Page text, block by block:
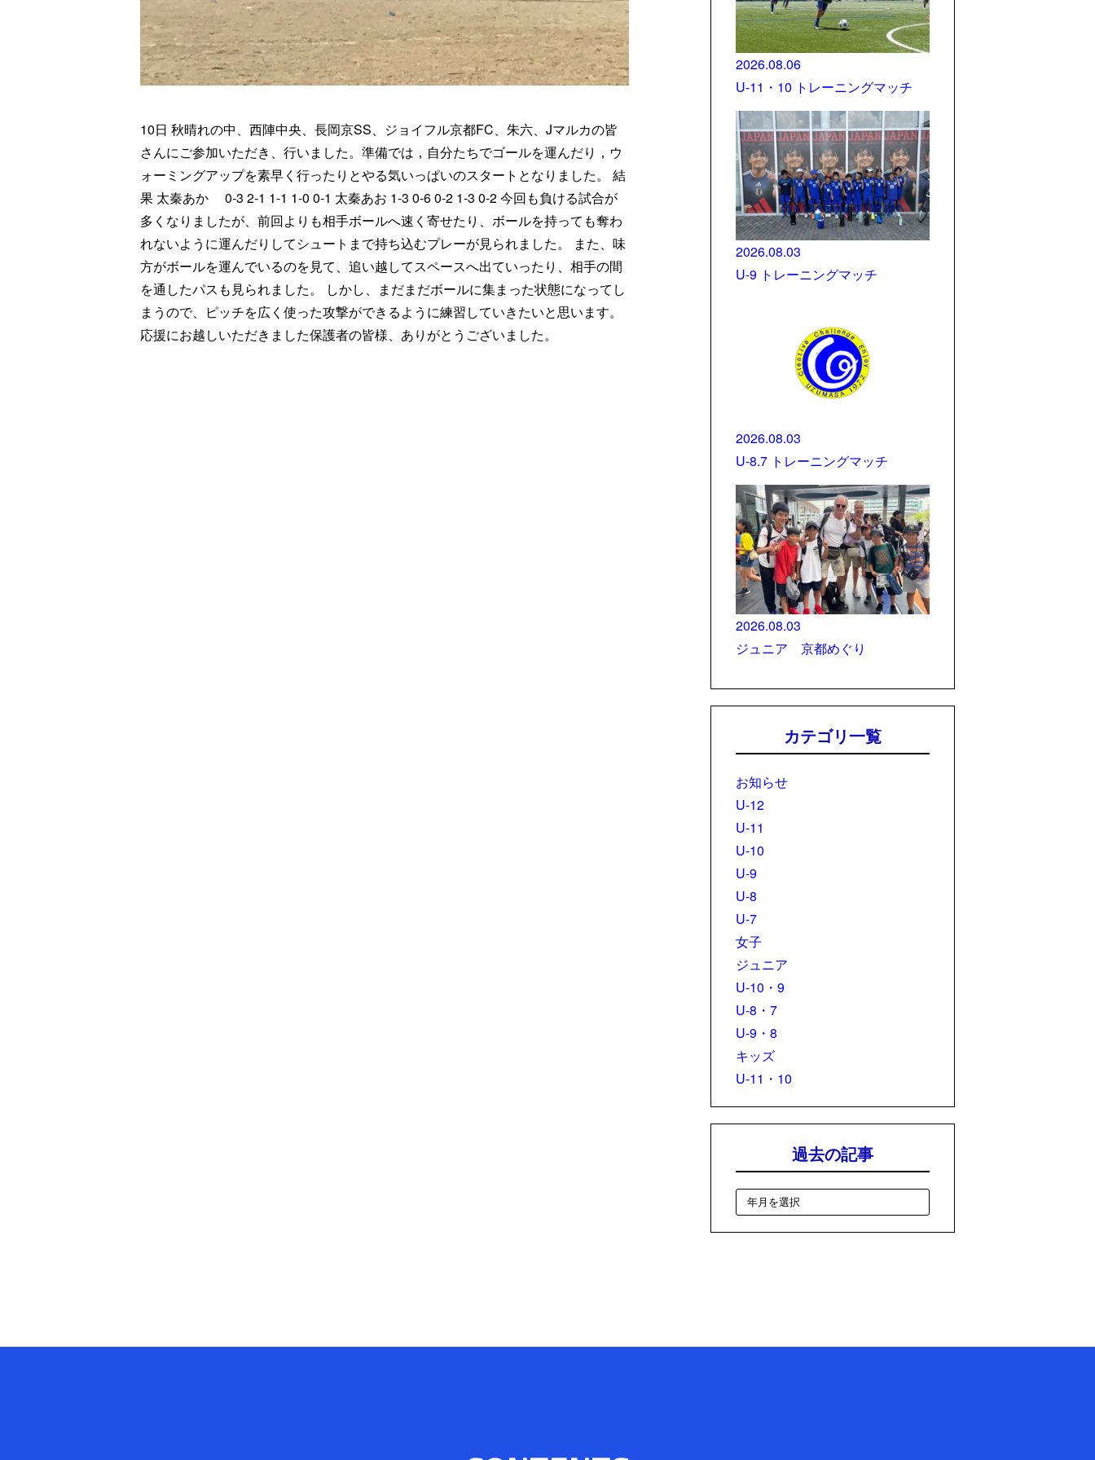
10日 秋晴れの中、西陣中央、長岡京SS、ジョイフル京都FC、朱六、Jマルカの皆
さんにご参加いただき、行いました。準備では，自分たちでゴールを運んだり，ウ
ォーミングアップを素早く行ったりとやる気いっぱいのスタートとなりました。 結
果 太秦あか 0-3 2-1 1-1 1-0 0-1 太秦あお 1-3 0-6 0-2 1-3 0-2 今回も負ける試合が
多くなりましたが、前回よりも相手ボールへ速く寄せたり、ボールを持っても奪わ
れないように運んだりしてシュートまで持ち込むプレーが見られました。 また、味
方がボールを運んでいるのを見て、追い越してスペースへ出ていったり、相手の間
を通したパスも見られました。 しかし、まだまだボールに集まった状態になってし
まうので、ピッチを広く使った攻撃ができるように練習していきたいと思います。
応援にお越しいただきました保護者の皆様、ありがとうございました。
2026.08.06
U-11・10 トレーニングマッチ
2026.08.03
U-9 トレーニングマッチ
2026.08.03
U-8.7 トレーニングマッチ
2026.08.03
ジュニア 京都めぐり
カテゴリ一覧
お知らせ
U-12
U-11
U-10
U-9
U-8
U-7
女子
ジュニア
U-10・9
U-8・7
U-9・8
キッズ
U-11・10
過去の記事